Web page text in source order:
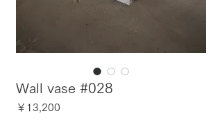
Wall vase #028
￥13,200